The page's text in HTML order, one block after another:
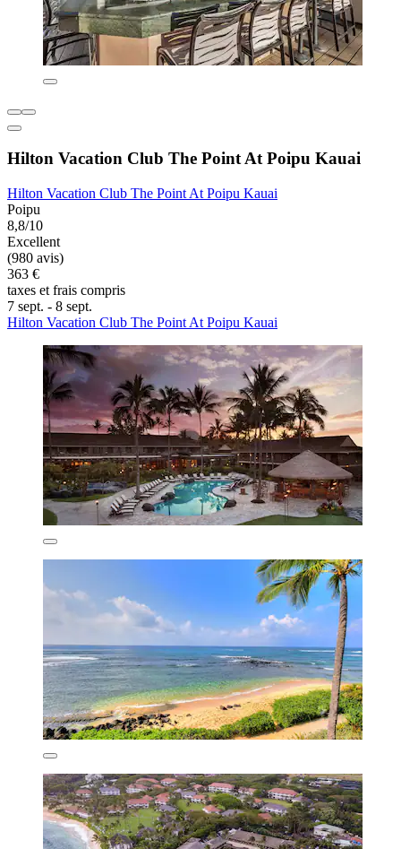
Hilton Vacation Club The Point At Poipu Kauai
Hilton Vacation Club The Point At Poipu Kauai
Poipu
8,8/10
Excellent
(980 avis)
363 €
taxes et frais compris
7 sept. - 8 sept.
Hilton Vacation Club The Point At Poipu Kauai